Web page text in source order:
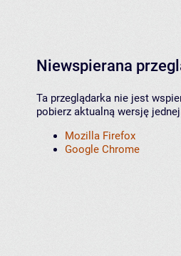
Niewspierana
Ta przeglądarka nie jest
pobierz aktualną wersję
Mozilla Firefox
Google Chrome